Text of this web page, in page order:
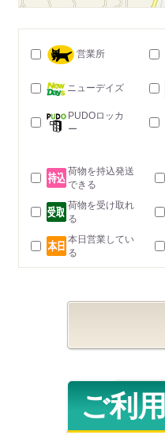
営業所
ニューデイズ
PUDOロッカ
ー
荷物を持込発送
できる
荷物を受け取れ
る
本日営業してい
る
ご利